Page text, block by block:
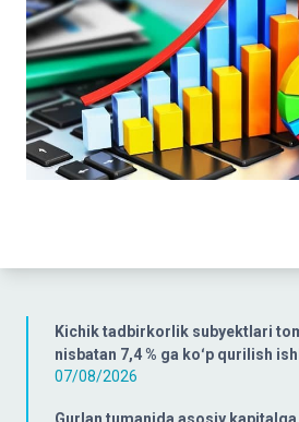
Kichik tadbirkorlik subyektlari
nisbatan 7,4 % ga koʻp qurilish
07/08/2026
Gurlan tumanida asosiy